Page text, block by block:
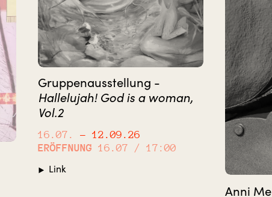
Gruppenausstellung -
Hallelujah! God is a woman,
Vol.2
16.07.
– 12.09.26
ERÖFFNUNG 16.07 / 17:00
Link
Anni